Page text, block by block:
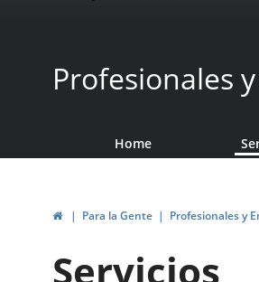
Valladolid
Profesionales
Home
HomePara la Gente Profesionales y
Servicios